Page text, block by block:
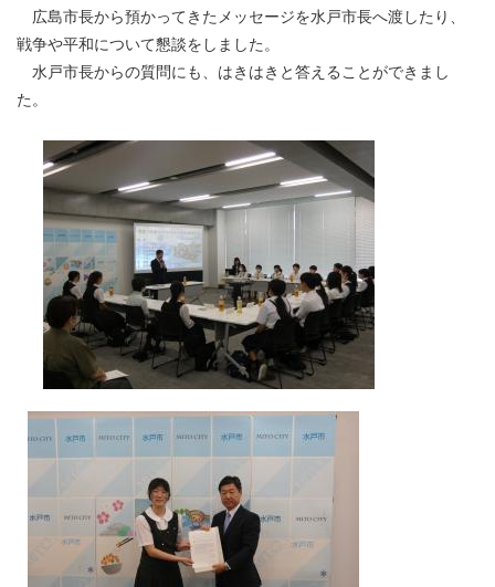
広島市長から預かってきたメッセージを水戸市長へ渡したり、
戦争や平和について懇談をしました。
水戸市長からの質問にも、はきはきと答えることができまし
た。